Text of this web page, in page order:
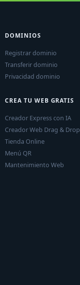
DOMINIOS
Registrar dominio
Transferir dominio
Privacidad dominio
CREA TU WEB GRATIS
Creador Express con IA
Creador Web Drag & Drop
Tienda Online
Menú QR
Mantenimiento Web